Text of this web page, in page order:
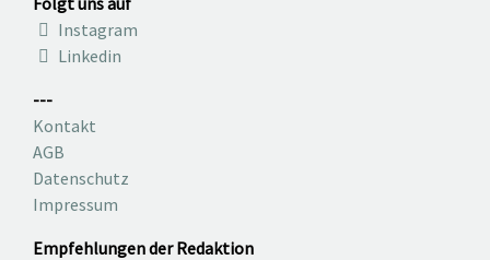
Instagram
Linkedin
---
Kontakt
AGB
Datenschutz
Impressum
Empfehlungen der Redaktion